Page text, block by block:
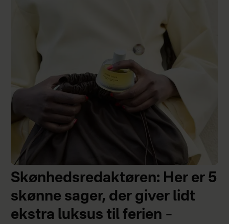
Skønhedsredaktøren: Her er 5
skønne sager, der giver lidt
ekstra luksus til ferien –